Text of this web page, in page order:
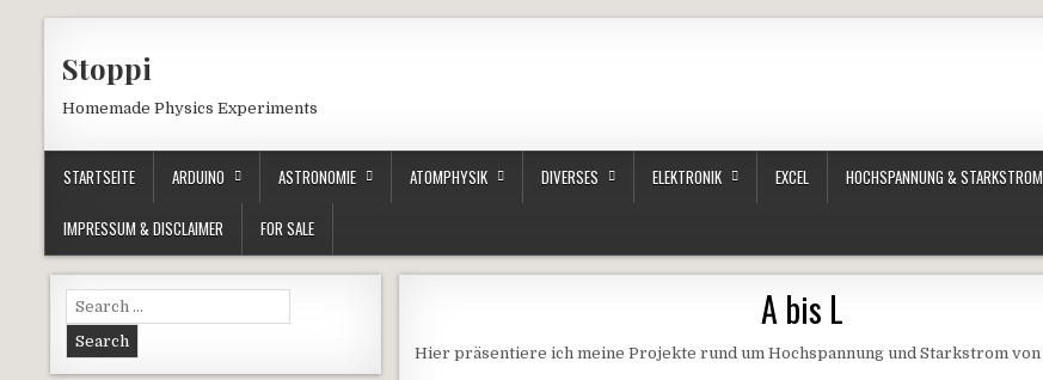
Stoppi
Homemade Physics Experiments
STARTSEITE ARDUINO ASTRONOMIE ATOMPHYSIK DIVERSES ELEKTRONIK EXCEL HOCHSPANNUNG & STARKSTROM
IMPRESSUM & DISCLAIMER FOR SALE
A bis L
Hier präsentiere ich meine Projekte rund um Hochspannung und Starkstrom von
Search for: